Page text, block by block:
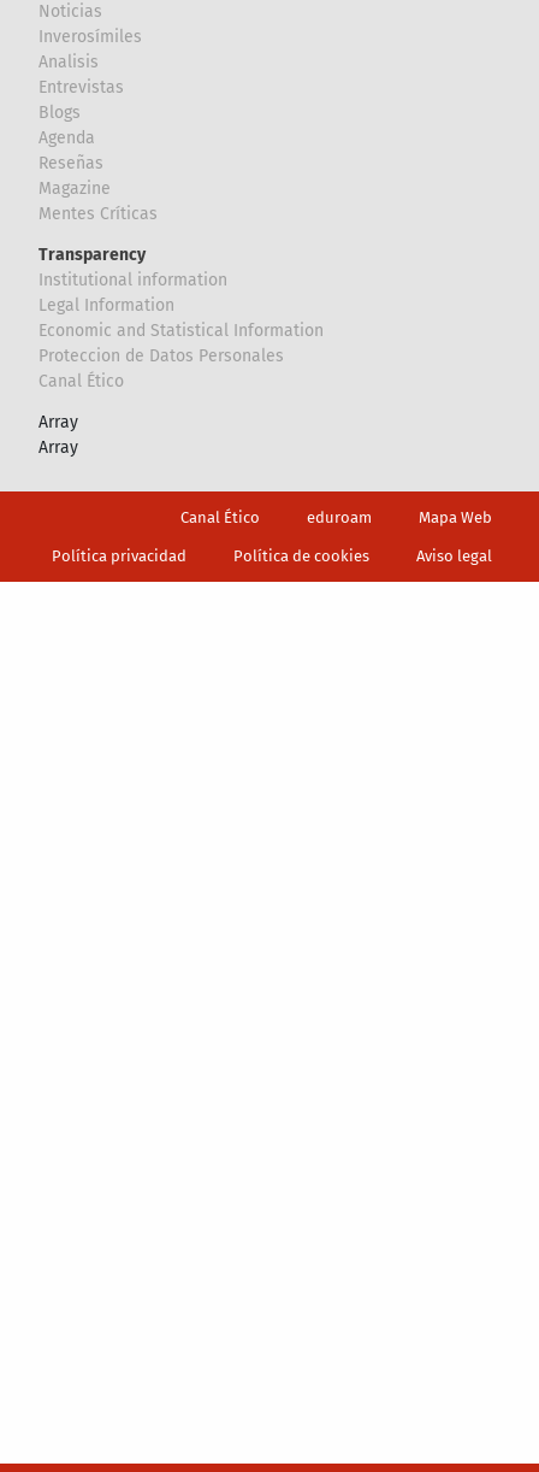
Noticias
Inverosímiles
Analisis
Entrevistas
Blogs
Agenda
Reseñas
Magazine
Mentes Críticas
Transparency
Institutional information
Legal Information
Economic and Statistical Information
Proteccion de Datos Personales
Canal Ético
Array
Array
Canal Ético eduroam Mapa Web
Política privacidad Política de cookies Aviso legal